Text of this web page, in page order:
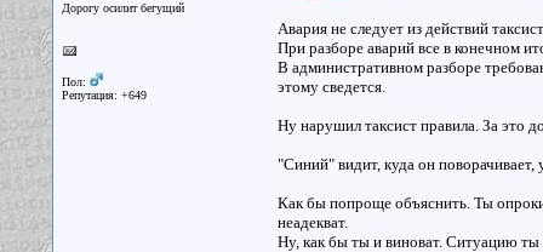
Дорогу осилит бегущий
Пол:
Репутация: +649
Авария не следует из действий
При разборе аварий все в конечном
В административном разборе
этому сведется.
Ну нарушил таксист правила. За это
"Синий" видит, куда он поворачивает,
Как бы попроще объяснить. Ты
неадекват.
Ну, как бы ты и виноват. Ситуацию ты